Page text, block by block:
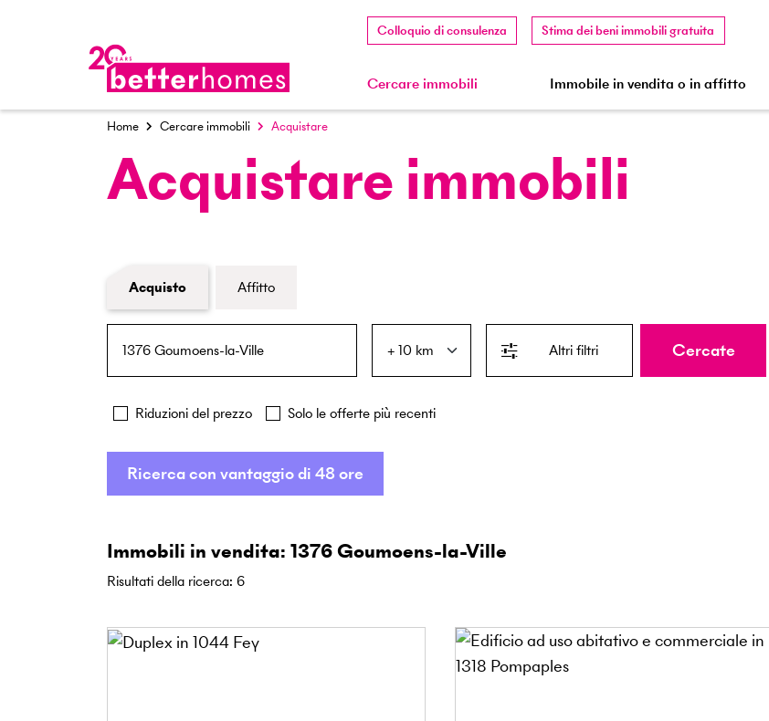
Colloquio di consulenza Stima dei beni immobili gratuita
Cercare immobili Immobile in vendita o in affitto
Home Cercare immobili Acquistare
Acquistare immobili
Modulo di ricerca immobiliare
Acquisto
Affitto
Altri filtri
Riduzioni del prezzo Solo le offerte più recenti
Cercate
Ricerca con vantaggio di 48 ore
Immobili in vendita: 1376 Goumoens-la-Ville
Risultati della ricerca: 6